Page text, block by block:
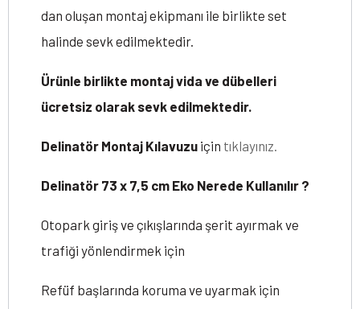
dan oluşan montaj ekipmanı ile birlikte set
halinde sevk edilmektedir.
Ürünle birlikte montaj vida ve dübelleri
ücretsiz olarak sevk edilmektedir.
Delinatör Montaj Kılavuzu için tıklayınız.
Delinatör 73 x 7,5 cm Eko Nerede Kullanılır ?
Otopark giriş ve çıkışlarında şerit ayırmak ve
trafiği yönlendirmek için
Refüf başlarında koruma ve uyarmak için